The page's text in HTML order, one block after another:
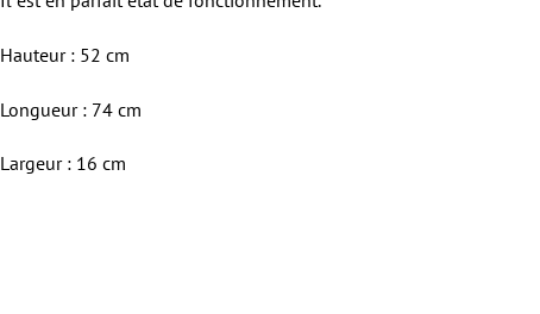
Hauteur : 52 cm
Longueur : 74 cm
Largeur : 16 cm